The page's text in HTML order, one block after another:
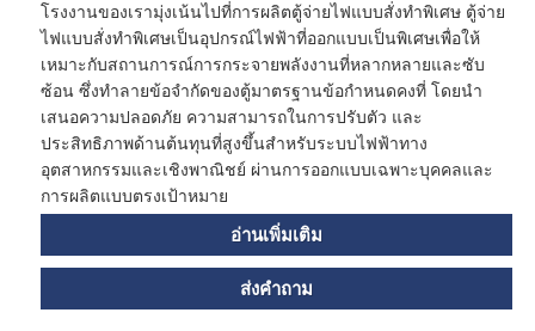
โรงงานของเรามุ่งเน้นไปที่การผลิตตู้จ่ายไฟแบบสั่งทำพิเศษ ตู้จ่าย
ไฟแบบสั่งทำพิเศษเป็นอุปกรณ์ไฟฟ้าที่ออกแบบเป็นพิเศษเพื่อให้
เหมาะกับสถานการณ์การกระจายพลังงานที่หลากหลายและซับ
ซ้อน ซึ่งทำลายข้อจำกัดของตู้มาตรฐานข้อกำหนดคงที่ โดยนำ
เสนอความปลอดภัย ความสามารถในการปรับตัว และ
ประสิทธิภาพด้านต้นทุนที่สูงขึ้นสำหรับระบบไฟฟ้าทาง
อุตสาหกรรมและเชิงพาณิชย์ ผ่านการออกแบบเฉพาะบุคคลและ
การผลิตแบบตรงเป้าหมาย
อ่านเพิ่มเติม
ส่งคำถาม